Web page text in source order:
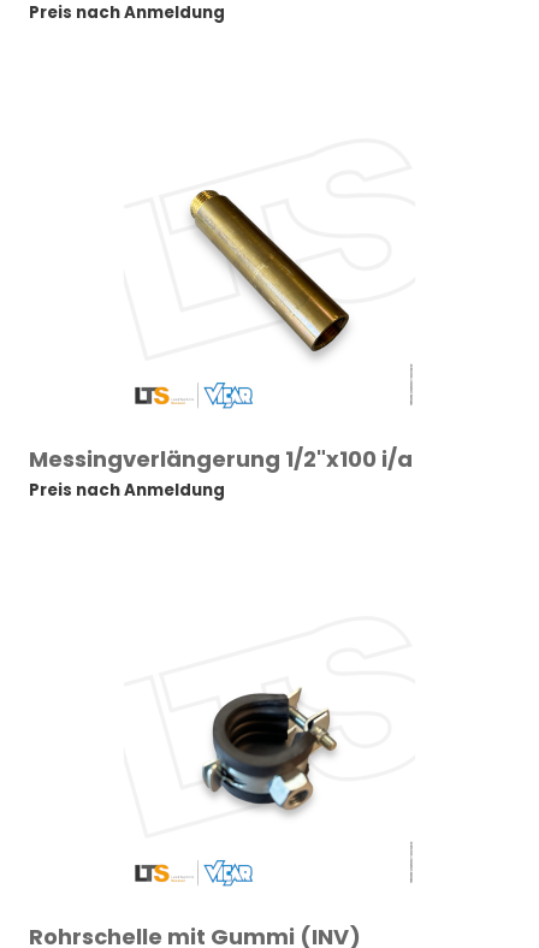
Preis nach Anmeldung
Messingverlängerung 1/2"x100 i/a
Preis nach Anmeldung
Rohrschelle mit Gummi (INV)